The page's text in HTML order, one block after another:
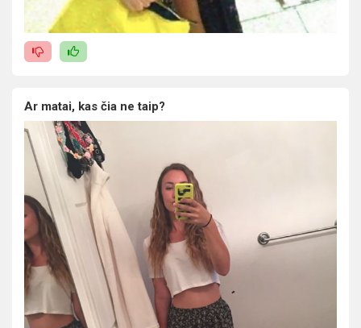
Ar matai, kas čia ne taip?